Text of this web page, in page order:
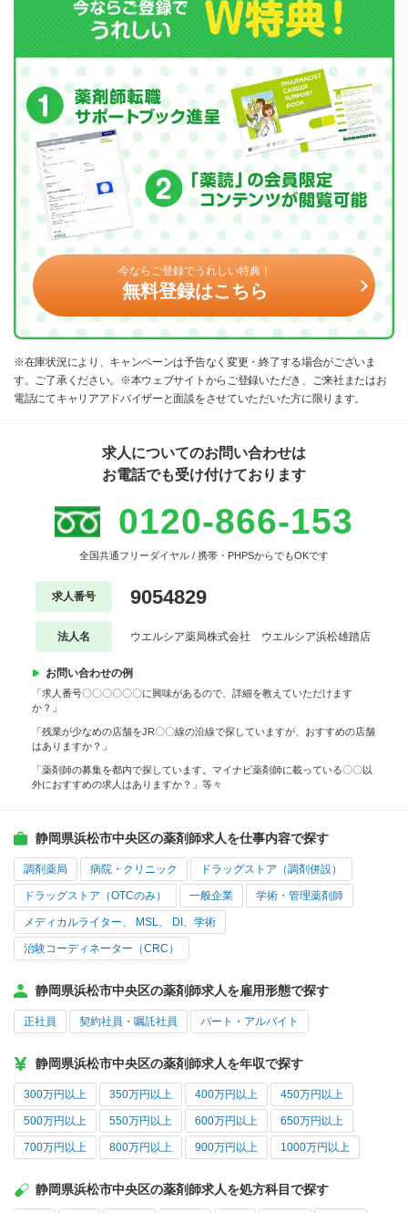
今ならご登録でうれしい特典！
無料登録はこちら
※在庫状況により、キャンペーンは予告なく変更・終了する場合がございま
す。ご了承ください。※本ウェブサイトからご登録いただき、ご来社またはお
電話にてキャリアアドバイザーと面談をさせていただいた方に限ります。
求人についてのお問い合わせは
お電話でも受け付けております
0120-866-153
全国共通フリーダイヤル / 携帯・PHPSからでもOKです
求人番号 9054829
法人名 ウエルシア薬局株式会社 ウエルシア浜松雄踏店
お問い合わせの例
「求人番号〇〇〇〇〇〇に興味があるので、詳細を教えていただけます
か？」
「残業が少なめの店舗をJR〇〇線の沿線で探していますが、おすすめの店舗
はありますか？」
「薬剤師の募集を都内で探しています。マイナビ薬剤師に載っている〇〇以
外におすすめの求人はありますか？」等々
静岡県浜松市中央区の薬剤師求人を仕事内容で探す
調剤薬局 病院・クリニック ドラッグストア（調剤併設）
ドラッグストア（OTCのみ） 一般企業 学術・管理薬剤師
メディカルライター、 MSL、 DI、学術
治験コーディネーター（CRC）
静岡県浜松市中央区の薬剤師求人を雇用形態で探す
正社員 契約社員・嘱託社員 パート・アルバイト
静岡県浜松市中央区の薬剤師求人を年収で探す
300万円以上 350万円以上 400万円以上 450万円以上
500万円以上 550万円以上 600万円以上 650万円以上
700万円以上 800万円以上 900万円以上 1000万円以上
静岡県浜松市中央区の薬剤師求人を処方科目で探す